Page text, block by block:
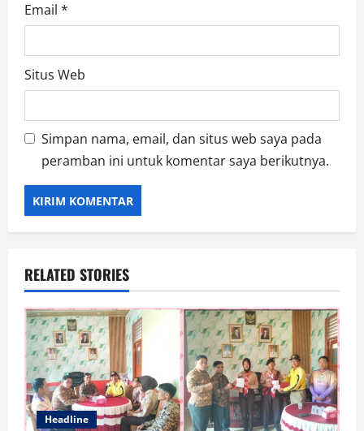
Email *
Situs Web
Simpan nama, email, dan situs web saya pada
peramban ini untuk komentar saya berikutnya.
RELATED STORIES
Headline